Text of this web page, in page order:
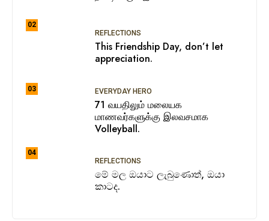
02
REFLECTIONS
This Friendship Day, don’t let
appreciation.
03 EVERYDAY HERO
71 வயதிலும் மலையக
மாணவர்களுக்கு இலவசமாக
Volleyball.
04
REFLECTIONS
මේ මල ඔයාට ලැබුණොත්, ඔයා
කාටද.